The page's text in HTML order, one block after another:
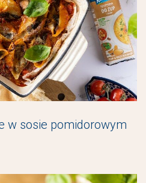
w sosie pomidorowym